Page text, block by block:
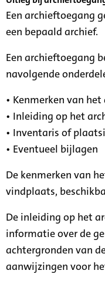
Een archieftoegang
een bepaald archief.
Een archieftoegang
navolgende
• Kenmerken van
• Inleiding op het
• Inventaris of
• Eventueel bijlagen
De kenmerken van
vindplaats,
De inleiding op het
informatie over de
achtergronden van
aanwijzingen voor